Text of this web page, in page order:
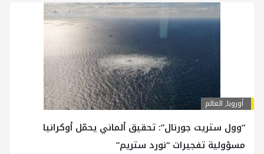
أوروبا, العالم
“وول ستريت جورنال”: تحقيق ألماني يحمّل أوكرانيا
مسؤولية تفجيرات “نورد ستريم”